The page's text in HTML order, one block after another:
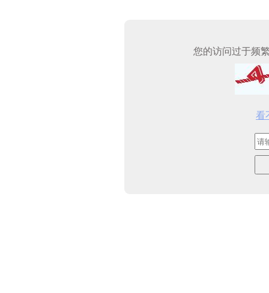
您的访问过于频
看